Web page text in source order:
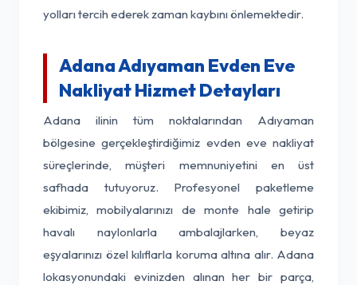
yolları tercih ederek zaman kaybını önlemektedir.
Adana Adıyaman Evden Eve
Nakliyat Hizmet Detayları
Adana ilinin tüm noktalarından Adıyaman
bölgesine gerçekleştirdiğimiz evden eve nakliyat
süreçlerinde, müşteri memnuniyetini en üst
safhada tutuyoruz. Profesyonel paketleme
ekibimiz, mobilyalarınızı de monte hale getirip
havalı naylonlarla ambalajlarken, beyaz
eşyalarınızı özel kılıflarla koruma altına alır. Adana
lokasyonundaki evinizden alınan her bir parça,